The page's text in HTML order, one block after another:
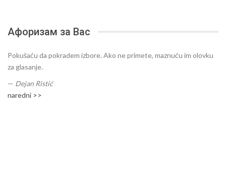
Афоризам за Вас
Pokušaću da pokradem izbore. Ako ne primete, maznuću im olovku
za glasanje.
— Dejan Ristić
naredni >>